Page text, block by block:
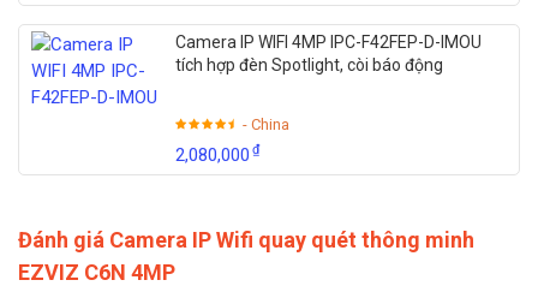
Camera IP WIFI 4MP IPC-F42FEP-D-IMOU
tích hợp đèn Spotlight, còi báo động
- China
2,080,000₫
Đánh giá Camera IP Wifi quay quét thông minh
EZVIZ C6N 4MP